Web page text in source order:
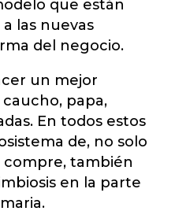
que están
las nuevas
del negocio.
un mejor
papa,
En todos estos
de, no solo
también
en la parte